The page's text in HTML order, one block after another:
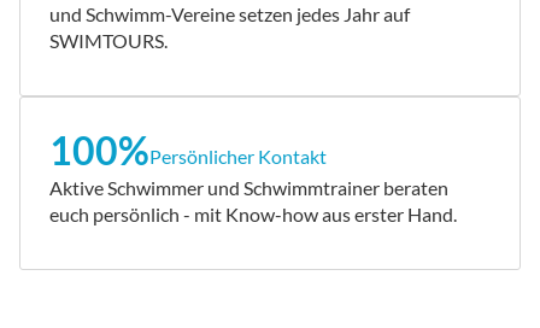
und Schwimm-Vereine setzen jedes Jahr auf
SWIMTOURS.
100%Persönlicher Kontakt
Aktive Schwimmer und Schwimmtrainer beraten
euch persönlich - mit Know-how aus erster Hand.